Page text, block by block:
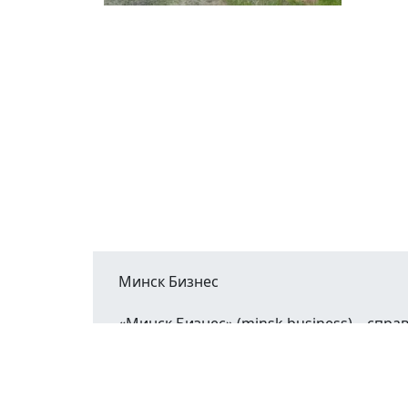
Минск Бизнес
«Минск Бизнес» (minsk.business) –